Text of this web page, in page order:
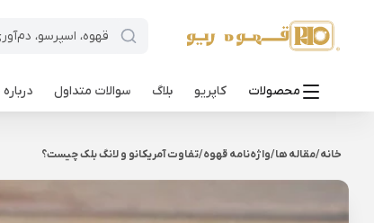
محصولات کاپریو بلاگ سوالات متداول
خانه/مقاله ها/واژه‌نامه قهوه/تفاوت آمریکانو و لانگ بلک چیست؟